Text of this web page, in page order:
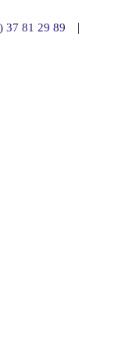
37 81 29 89 |